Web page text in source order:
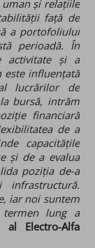
și relațiile
față de
a portofoliului
perioadă. În
activitate și a
influențată
lucrărilor de
bursă, intrăm
financiară
de a
capacitățile
și de a evalua
poziția de-a
iar noi suntem
termen lung a
al Electro-Alfa